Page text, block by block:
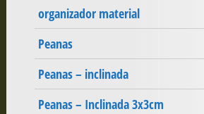
organizador material
Peanas
Peanas – inclinada
Peanas – Inclinada 3x3cm